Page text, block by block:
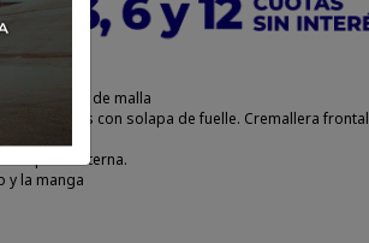
y forro de malla
bolsillos con solapa de fuelle. Cremallera frontal
etiqueta externa.
y la manga